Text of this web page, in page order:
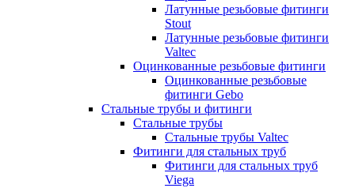
Латунные резьбовые фитинги
Stout
Латунные резьбовые фитинги
Valtec
Оцинкованные резьбовые фитинги
Оцинкованные резьбовые
фитинги Gebo
Стальные трубы и фитинги
Стальные трубы
Стальные трубы Valtec
Фитинги для стальных труб
Фитинги для стальных труб
Viega